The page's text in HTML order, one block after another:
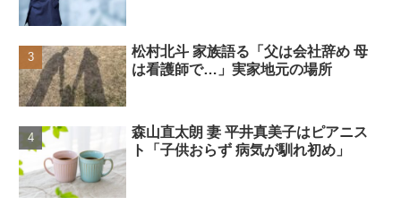
松村北斗 家族語る「父は会社辞め 母
は看護師で…」実家地元の場所
森山直太朗 妻 平井真美子はピアニス
ト「子供おらず 病気が馴れ初め」